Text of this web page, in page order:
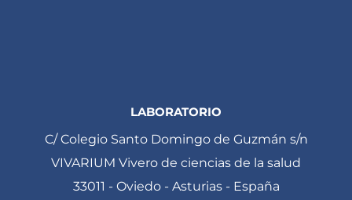
LABORATORIO
C/ Colegio Santo Domingo de Guzmán s/n
VIVARIUM Vivero de ciencias de la salud
33011 - Oviedo - Asturias - España